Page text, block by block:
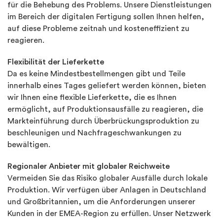
für die Behebung des Problems. Unsere Dienstleistungen
im Bereich der digitalen Fertigung sollen Ihnen helfen,
auf diese Probleme zeitnah und kosteneffizient zu
reagieren.
Flexibilität der Lieferkette
Da es keine Mindestbestellmengen gibt und Teile
innerhalb eines Tages geliefert werden können, bieten
wir Ihnen eine flexible Lieferkette, die es Ihnen
ermöglicht, auf Produktionsausfälle zu reagieren, die
Markteinführung durch Überbrückungsproduktion zu
beschleunigen und Nachfrageschwankungen zu
bewältigen.
Regionaler Anbieter mit globaler Reichweite
Vermeiden Sie das Risiko globaler Ausfälle durch lokale
Produktion. Wir verfügen über Anlagen in Deutschland
und Großbritannien, um die Anforderungen unserer
Kunden in der EMEA-Region zu erfüllen. Unser Netzwerk